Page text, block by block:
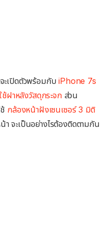
เปิดตัวพร้อมกับ iPhone 7s
ฝาหลังวัสดุกระจกส่วน
กล้องหน้าฝังเซนเซอร์ 3 มิติ
จะเป็นอย่างไรต้องติดตามกัน